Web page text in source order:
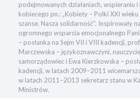
podejmowanych działaniach, wspieraniu
kobiecego pn.: „Kobiety – Polki XXI wieku
szanse. Nasza solidarność”. Inspirowały
ogromnego wsparcia emocjonalnego
– posłanka na Sejm VII i VIII kadencji,
Marczewska – językoznawczyni,
samorządowiec i Ewa Kierzkowska –
kadencji, w latach 2009–2011
w latach 2011–2013 sekretarz stanu w
Ministrów.